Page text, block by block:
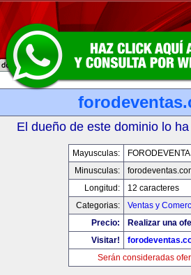
El dueño de este dominio lo
Mayusculas:
Minusculas:
Longitud:
12 caracteres
Categorias:
Ventas y
Precio:
Realizar una
Visitar!
Serán consideradas